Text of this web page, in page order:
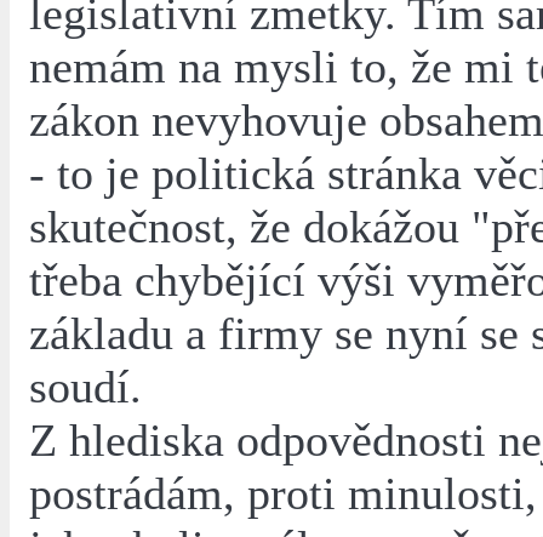
legislativní zmetky. Tím
nemám na mysli to, že mi
zákon nevyhovuje
- to je politická stránka
skutečnost, že dokážou
třeba chybějící výši
základu a firmy se nyní se
soudí.
Z hlediska odpovědnosti
postrádám, proti